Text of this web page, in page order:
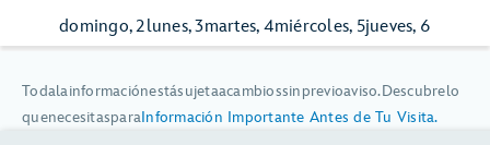
domingo, 2lunes, 3martes, 4miércoles, 5jueves, 6
Toda
la
Todalainformaciónestásujetaacambiossinprevioaviso.Descubrelo
quenecesitasparaInformación Importante Antes de Tu Visita.